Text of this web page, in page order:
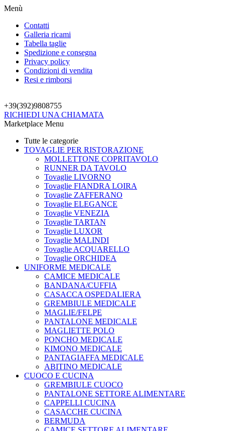
Menù
Contatti
Galleria ricami
Tabella taglie
Spedizione e consegna
Privacy policy
Condizioni di vendita
Resi e rimborsi
+39(392)9808755
RICHIEDI UNA CHIAMATA
Marketplace Menu
Tutte le categorie
TOVAGLIE PER RISTORAZIONE
MOLLETTONE COPRITAVOLO
RUNNER DA TAVOLO
Tovaglie LIVORNO
Tovaglie FIANDRA LOIRA
Tovaglie ZAFFERANO
Tovaglie ELEGANCE
Tovaglie VENEZIA
Tovaglie TARTAN
Tovaglie LUXOR
Tovaglie MALINDI
Tovaglie ACQUARELLO
Tovaglie ORCHIDEA
UNIFORME MEDICALE
CAMICE MEDICALE
BANDANA/CUFFIA
CASACCA OSPEDALIERA
GREMBIULE MEDICALE
MAGLIE/FELPE
PANTALONE MEDICALE
MAGLIETTE POLO
PONCHO MEDICALE
KIMONO MEDICALE
PANTAGIAFFA MEDICALE
ABITINO MEDICALE
CUOCO E CUCINA
GREMBIULE CUOCO
PANTALONE SETTORE ALIMENTARE
CAPPELLI CUCINA
CASACCHE CUCINA
BERMUDA